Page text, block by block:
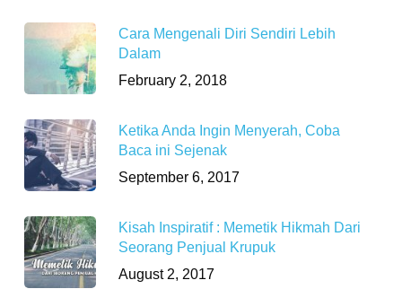
Cara Mengenali Diri Sendiri Lebih
Dalam
February 2, 2018
Ketika Anda Ingin Menyerah, Coba
Baca ini Sejenak
September 6, 2017
Kisah Inspiratif : Memetik Hikmah Dari
Seorang Penjual Krupuk
August 2, 2017